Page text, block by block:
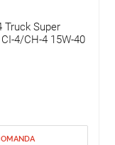
Truck Super
4/CH-4 15W-40